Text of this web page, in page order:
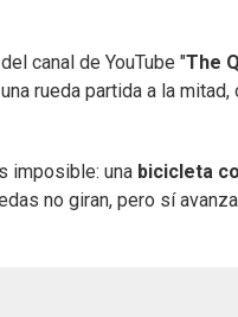
canal de YouTube "The Q
rueda partida a la
imposible: una bicicleta
no giran, pero sí